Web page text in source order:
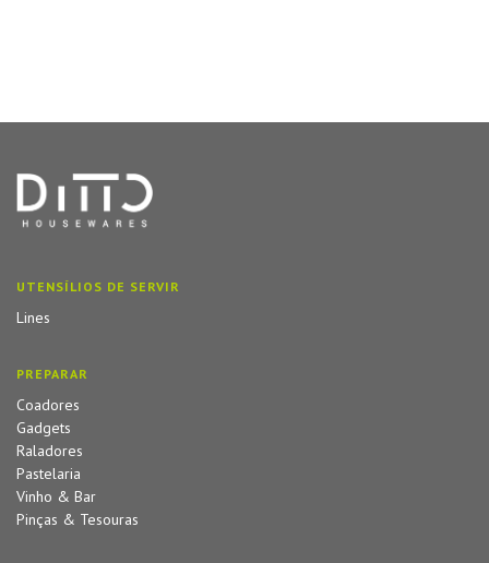
UTENSÍLIOS DE SERVIR
Lines
PREPARAR
Coadores
Gadgets
Raladores
Pastelaria
Vinho & Bar
Pinças & Tesouras